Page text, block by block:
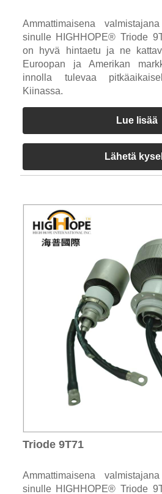
Ammattimaisena
sinulle HIGHHOPE® Triode
on hyvä hintaetu ja ne
Euroopan ja Amerikan
innolla tulevaa
Kiinassa.
Lue lisää
Lähetä
Triode 9T71
Ammattimaisena
sinulle HIGHHOPE® Triode